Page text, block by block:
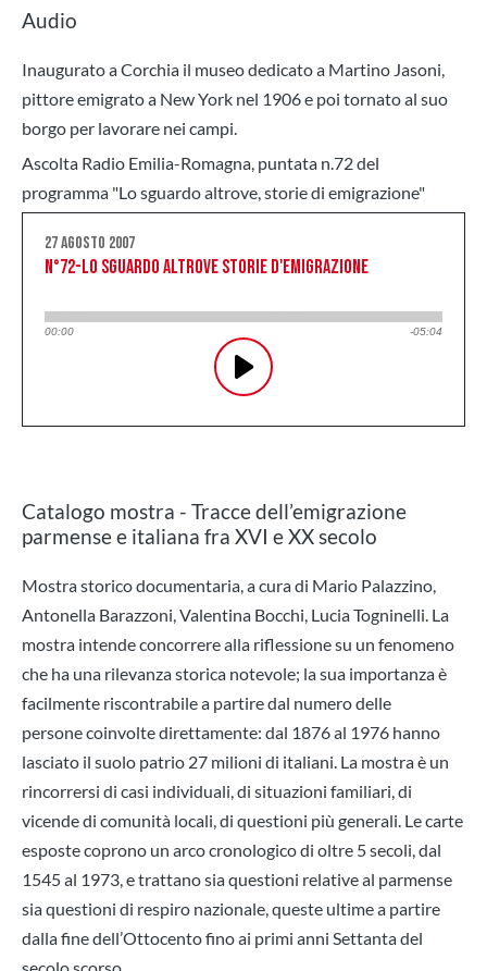
Audio
Inaugurato a Corchia il museo dedicato a Martino Jasoni,
pittoreemigrato a New York nel 1906 e poi tornato al suo
borgo per lavorare nei campi.
Ascolta Radio Emilia-Romagna, puntata n.72 del
programma "Lo sguardo altrove, storie di emigrazione"
Catalogo mostra - Tracce dell’emigrazione
parmense e italiana fra XVI e XX secolo
Mostra storico documentaria, a cura di Mario Palazzino,
Antonella Barazzoni, Valentina Bocchi, Lucia Togninelli. La
mostra intende concorrere alla riflessione su un fenomeno
che ha una rilevanza storica notevole; la sua importanza è
facilmente riscontrabile a partire dal numero delle
persone coinvolte direttamente: dal 1876 al 1976 hanno
lasciato il suolo patrio 27 milioni di italiani. La mostra è un
rincorrersi di casi individuali, di situazioni familiari, di
vicende di comunità locali, di questioni più generali. Le carte
esposte coprono un arco cronologico di oltre 5 secoli, dal
1545 al 1973, e trattano sia questioni relative al parmense
sia questioni di respiro nazionale, queste ultime a partire
dalla fine dell’Ottocento fino ai primi anni Settanta del